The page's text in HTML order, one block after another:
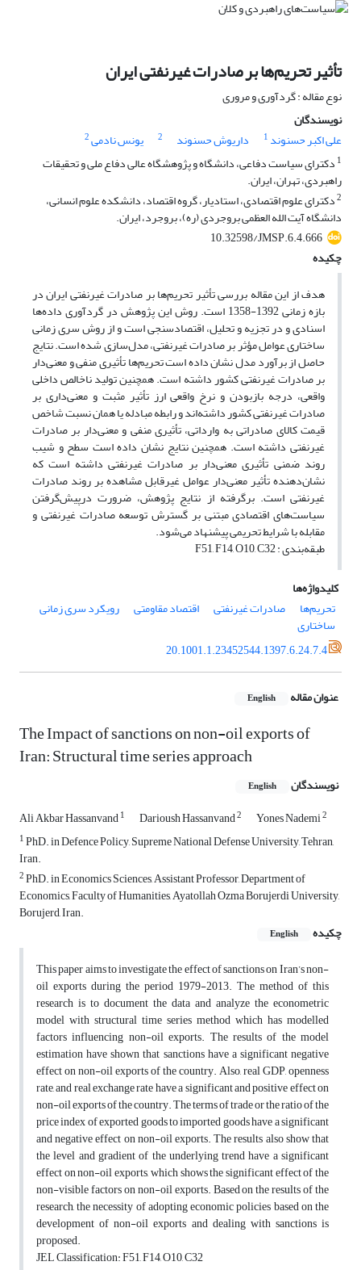
تأثیر تحریم‌ها بر صادرات غیرنفتی ایران
نوع مقاله : گردآوری و مروری
نویسندگان
علی اکبر حسنوند 1 داریوش حسنوند 2 یونس نادمی2
1 دکترای سیاست دفاعی، دانشگاه و پژوهشگاه عالی دفاع ملی و تحقیقات
راهبردی، تهران، ایران.
2دکترای علوم اقتصادی، استادیار، گروه اقتصاد، دانشکده علوم انسانی،
دانشگاه آیت الله العظمی بروجردی (ره)، بروجرد، ایران.
10.32598/JMSP.6.4.666
چکیده
هدف از این مقاله بررسی تأثیر تحریم‌ها بر صادرات غیرنفتی ایران در
بازه زمانی 1392-1358 است. روش این پژوهش در گردآوری داده‌ها
اسنادی و در تجزیه و تحلیل، اقتصاد‌سنجی است و از روش سری زمانی
ساختاری عوامل مؤثر بر صادرات غیرنفتی، مدل‌سازی شده است. نتایج
حاصل از برآورد مدل نشان داده است تحریم‌ها تأثیری منفی و معنی‌دار
بر صادرات غیرنفتی کشور داشته است. همچنین تولید ناخالص داخلی
واقعی، درجه باز‌بودن و نرخ واقعی ارز تأثیر مثبت و معنی‌داری بر
صادرات غیرنفتی کشور داشته‌اند و رابطه مبادله یا همان نسبت شاخص
قیمت کالای صادراتی به وارداتی، تأثیری منفی و معنی‌دار بر صادرات
غیرنفتی داشته است. همچنین نتایج نشان داده است سطح و شیب
روند ضمنی تأثیری معنی‌دار بر صادرات غیرنفتی داشته است که
نشان‌دهنده تأثیر معنی‌دار عوامل غیرقابل مشاهده بر روند صادرات
غیرنفتی است. برگرفته از نتایج پژوهش، ضرورت درپیش‌گرفتن
سیاست‌های اقتصادی مبتنی بر گسترش توسعه صادرات غیرنفتی و
مقابله با شرایط تحریمی پیشنهاد می‌شود.
طبقه‌بندی : F51, F14, O10, C32
کلیدواژه‌ها
تحریم‌ها
صادرات غیرنفتی اقتصاد مقاومتی رویکرد سری زمانی
ساختاری
20.1001.1.23452544.1397.6.24.7.4
عنوان مقاله English
The Impact of sanctions on non-oil exports of
Iran: Structural time series approach
نویسندگان English
Ali Akbar Hassanvand1 Darioush Hassanvand2 Yones Nademi2
1PhD. in Defence Policy, Supreme National Defense University, Tehran,
Iran.
2PhD. in Economics Sciences, Assistant Professor, Department of
Economics, Faculty of Humanities, Ayatollah Ozma Borujerdi University,
Borujerd, Iran.
چکیده
English
This paper aims to investigate the effect of sanctions on Iran’s non-
oil exports during the period 1979-2013. The method of this
research is to document the data and analyze the econometric
model with structural time series method which has modelled
factors influencing non-oil exports. The results of the model
estimation have shown that sanctions have a significant negative
effect on non-oil exports of the country. Also, real GDP, openness
rate, and real exchange rate have a significant and positive effect on
non-oil exports of the country. The terms of trade or the ratio of the
price index of exported goods to imported goods have a significant
and negative effect on non-oil exports. The results also show that
the level and gradient of the underlying trend have a significant
effect on non-oil exports, which shows the significant effect of the
non-visible factors on non-oil exports. Based on the results of the
research, the necessity of adopting economic policies based on the
development of non-oil exports and dealing with sanctions is
proposed.
JEL Classification: F51, F14, O10, C32